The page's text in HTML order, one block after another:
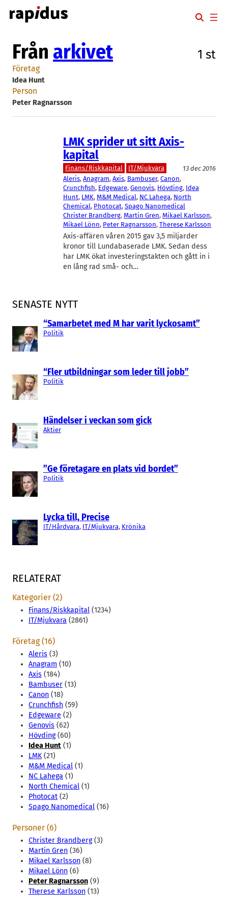
Hoppa
till
SENASTE NYTT
“Samarbetet med M har varit lyckosamt”
Politik
“Fler utbildningar som leder till jobb”
Politik
Händelser i veckan som gick
Aktier
”Ge företagare en plats vid bordet”
Politik
Lycka till, Precise
IT/Hårdvara, IT/Mjukvara, Krönika
Från arkivet 1 st
Företag
Idea Hunt
Person
Peter Ragnarsson
LMK sprider ut sitt Axis-
kapital
Finans/Riskkapital IT/Mjukvara
13 dec 2016
Aleris, Anagram, Axis, Bambuser, Canon
Crunchfish, Edgeware, Genovis, Hövding, Idea
Hunt, LMK, M&M Medical, NC Lahega, North
Chemical, Photocat, Spago Nanomedical
Christer Brandberg, Martin Gren, Mikael Karlsson
Mikael Lönn, Peter Ragnarsson, Therese Karlsson
Axis-affären våren 2015 gav 3,5 miljarder
kronor till Lundabaserade LMK. Sedan dess
har LMK ökat investeringstakten och gått in i
en lång rad små- och…
RELATERAT
Kategorier (2)
Finans/Riskkapital (1234)
IT/Mjukvara (2861)
Företag (16)
Aleris (3)
Anagram (10)
Axis (184)
Bambuser (13)
Canon (18)
Crunchfish (59)
Edgeware (2)
Genovis (62)
Hövding(60)
Idea Hunt (1)
LMK(21)
M&M Medical (1)
NC Lahega (1)
North Chemical (1)
Photocat (2)
Spago Nanomedical (16)
Personer (6)
Christer Brandberg(3)
Martin Gren (36)
Mikael Karlsson (8)
Mikael Lönn (6)
Peter Ragnarsson (9)
Therese Karlsson (13)